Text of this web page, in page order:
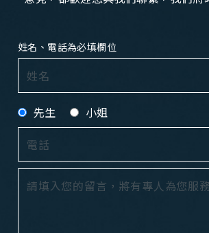
姓名、電話為必填欄位
先生 小姐